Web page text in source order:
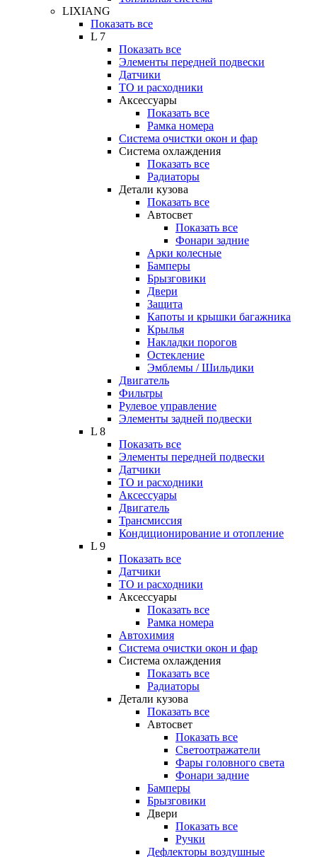
LIXIANG
Показать все
L 7
Показать все
Элементы передней подвески
Датчики
ТО и расходники
Аксессуары
Показать все
Рамка номера
Система очистки окон и фар
Система охлаждения
Показать все
Радиаторы
Детали кузова
Показать все
Автосвет
Показать все
Фонари задние
Арки колесные
Бамперы
Брызговики
Двери
Защита
Капоты и крышки багажника
Крылья
Накладки порогов
Остекление
Эмблемы / Шильдики
Двигатель
Фильтры
Рулевое управление
Элементы задней подвески
L 8
Показать все
Элементы передней подвески
Датчики
ТО и расходники
Аксессуары
Двигатель
Трансмиссия
Кондиционирование и отопление
L 9
Показать все
Датчики
ТО и расходники
Аксессуары
Показать все
Рамка номера
Автохимия
Система очистки окон и фар
Система охлаждения
Показать все
Радиаторы
Детали кузова
Показать все
Автосвет
Показать все
Светоотражатели
Фары головного света
Фонари задние
Бамперы
Брызговики
Двери
Показать все
Ручки
Дефлекторы воздушные